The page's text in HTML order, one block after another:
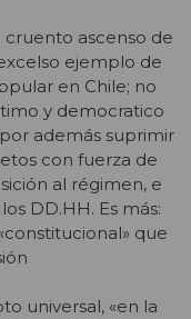
cruento ascenso de
ejemplo de
en Chile; no
y democratico
además suprimir
con fuerza de
al régimen, e
DD.HH. Es más:
que
universal, «en la